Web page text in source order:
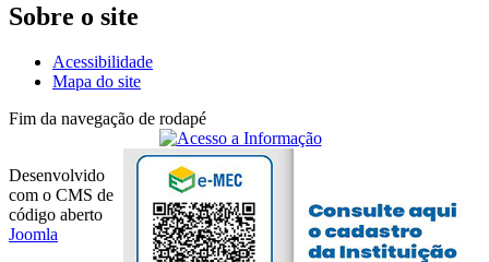
Sobre o site
Acessibilidade
Mapa do site
Fim da navegação de rodapé
Desenvolvido
com o CMS de
código aberto
Joomla